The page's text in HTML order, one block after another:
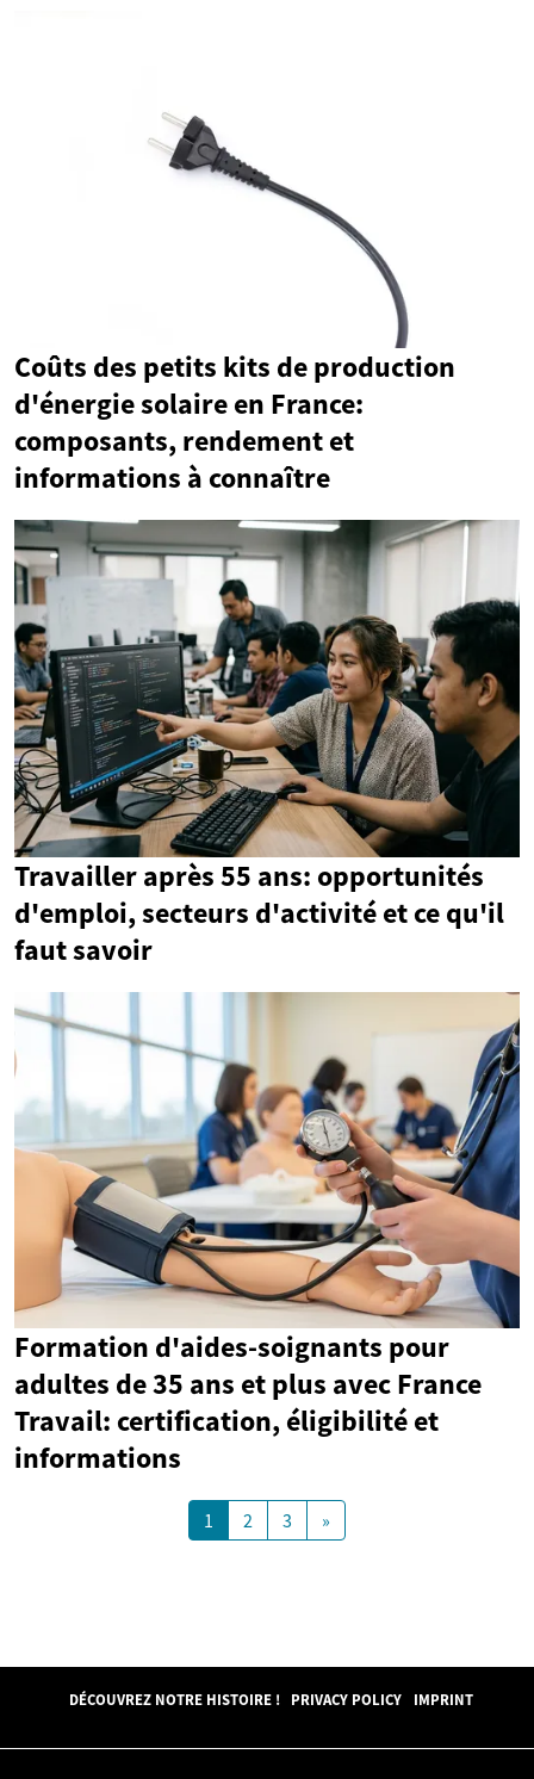
Coûts des petits kits de production
d'énergie solaire en France:
composants, rendement et
informations à connaître
Travailler après 55 ans: opportunités
d'emploi, secteurs d'activité et ce qu'il
faut savoir
Formation d'aides-soignants pour
adultes de 35 ans et plus avec France
Travail: certification, éligibilité et
informations
1 2 3 »
DÉCOUVREZ NOTRE HISTOIRE ! PRIVACY POLICY IMPRINT